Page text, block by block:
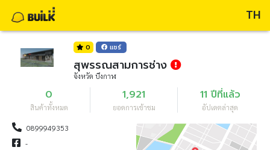
TH
0 แชร์
สุพรรณสามการช่าง
จังหวัด บึงกาฬ
0
สินค้าทั้งหมด
1,921
ยอดการเข้าชม
11 ปีที่แล้ว
อัปเดตล่าสุด
0899949353
-